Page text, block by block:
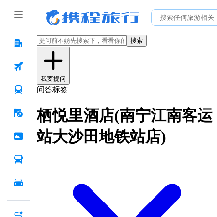
搜索
我要提问
问答标签
栖悦里酒店(南宁江南客运
站大沙田地铁站店)